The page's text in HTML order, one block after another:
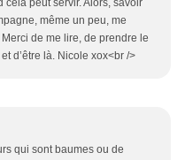
cela peut servir. Alors, savoir
même un peu, me
de me lire, de prendre le
d’être là. Nicole xox<br />
qui sont baumes ou de